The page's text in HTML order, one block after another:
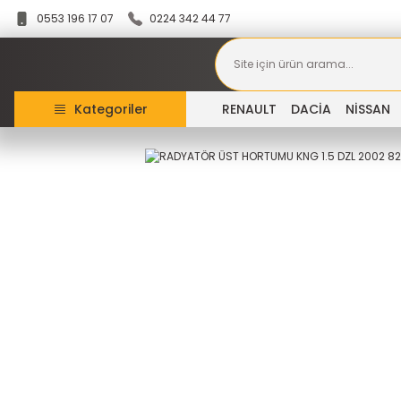
0553 196 17 07 0224 342 44 77
Kategoriler RENAULT DACİA NİSSAN